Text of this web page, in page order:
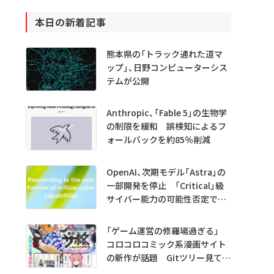
本日の新着記事
熊本県の「トラック通れた道マ
ップ」、日野コンピューターシス
テムが公開
Anthropic、「Fable 5」の生物学
の制限を緩和 誤検知によるフ
ォールバックを約85％削減
OpenAI、次期モデル「Astra」の
一部開発を停止 「Critical」級
サイバー能力の可能性否定でき
「ゲーム運営の修羅場過ぎる」
コロコロコミック系漫画サイト
の新作が話題 Gitツリー見てガ